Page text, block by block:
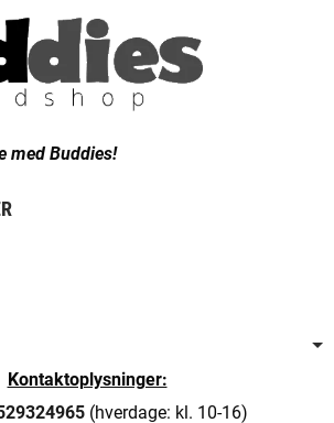
med Buddies!
Kontaktoplysninger:
(hverdage: kl. 10-16)